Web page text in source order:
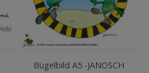
Bügelbild A5 -JANOSCH